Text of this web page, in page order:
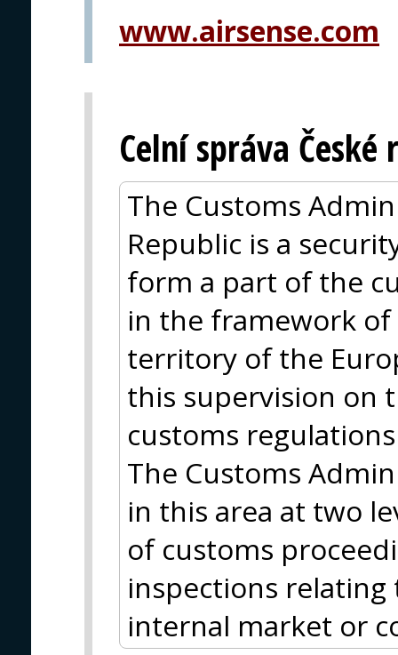
www.airsense.com
Celní správa
The Customs
Republic is a
form a part of the
in the framework
territory of the
this supervision on
customs
The Customs
in this area at two
of customs
inspections
internal market or